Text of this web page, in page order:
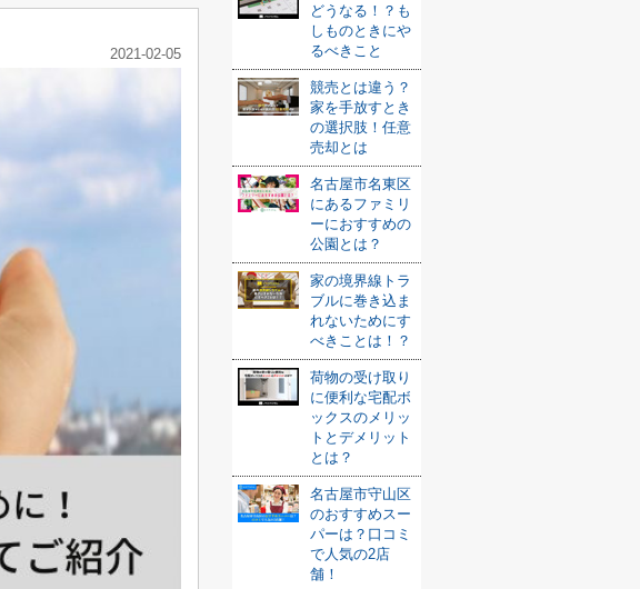
2021-02-05
どうなる！？も
しものときにや
るべきこと
競売とは違う？
家を手放すとき
の選択肢！任意
売却とは
名古屋市名東区
にあるファミリ
ーにおすすめの
公園とは？
家の境界線トラ
ブルに巻き込ま
れないためにす
べきことは！？
荷物の受け取り
に便利な宅配ボ
ックスのメリッ
トとデメリット
とは？
名古屋市守山区
のおすすめスー
パーは？口コミ
で人気の2店
舗！